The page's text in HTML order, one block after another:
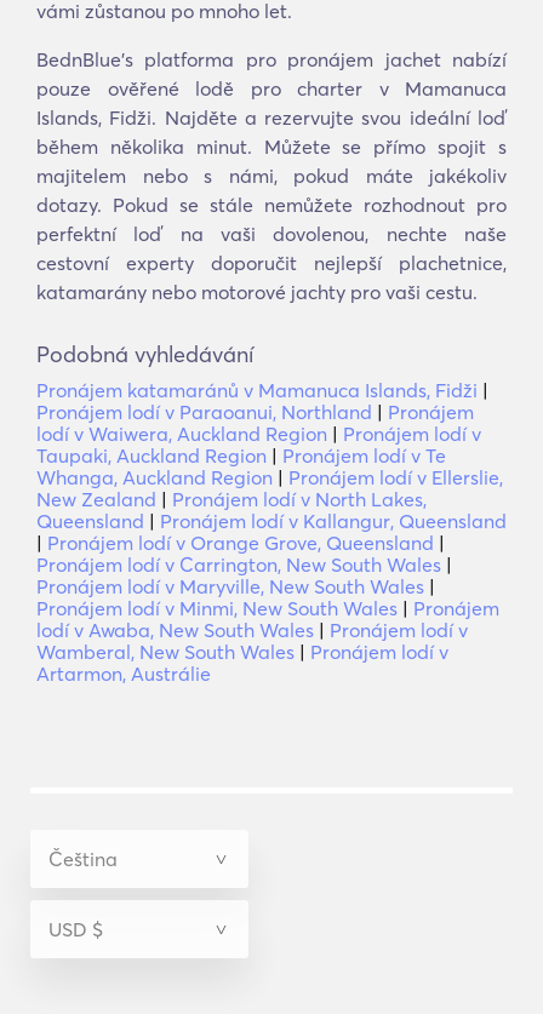
vámi zůstanou po mnoho let.
BednBlue's platforma pro pronájem jachet nabízí
pouze ověřené lodě pro charter v Mamanuca
Islands, Fidži. Najděte a rezervujte svou ideální loď
během několika minut. Můžete se přímo spojit s
majitelem nebo s námi, pokud máte jakékoliv
dotazy. Pokud se stále nemůžete rozhodnout pro
perfektní loď na vaši dovolenou, nechte naše
cestovní experty doporučit nejlepší plachetnice,
katamarány nebo motorové jachty pro vaši cestu.
Podobná vyhledávání
Pronájem katamaránů v Mamanuca Islands, Fidži |
Pronájem lodí v Paraoanui, Northland | Pronájem
lodí v Waiwera, Auckland Region | Pronájem lodí v
Taupaki, Auckland Region | Pronájem lodí v Te
Whanga, Auckland Region | Pronájem lodí v Ellerslie,
New Zealand | Pronájem lodí v North Lakes,
Queensland | Pronájem lodí v Kallangur, Queensland
| Pronájem lodí v Orange Grove, Queensland |
Pronájem lodí v Carrington, New South Wales |
Pronájem lodí v Maryville, New South Wales |
Pronájem lodí v Minmi, New South Wales | Pronájem
lodí v Awaba, New South Wales | Pronájem lodí v
Wamberal, New South Wales | Pronájem lodí v
Artarmon, Austrálie